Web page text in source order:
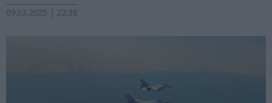
09.03.2025 | 22:38